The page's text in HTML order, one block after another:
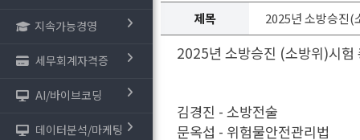
지속가능경영
세무회계자격증
AI/바이브코딩
데이터분석/마케팅
제목 2025년 소방승진(
2025년 소방승진 (소방위)시험
김경진 - 소방전술
문옥섭 - 위험물안전관리법